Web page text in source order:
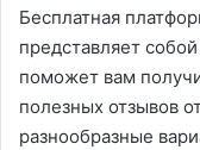
Бесплатная
представляет
поможет вам
полезных отзывов
разнообразные